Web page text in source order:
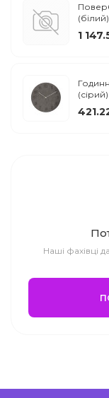
(білий)
1
(сірий)
Наші фахівці